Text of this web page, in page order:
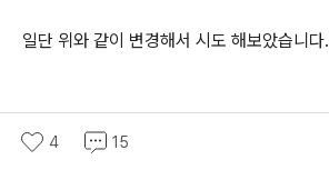
일단 위와 같이 변경해서 시도 해보았습니다.
4 15